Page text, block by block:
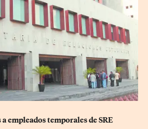
empleados temporales de SRE